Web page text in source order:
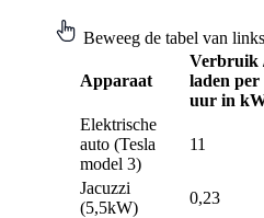
Beweeg de tabel van
Apparaat
Verbruik
laden per
uur in
Elektrische
auto (Tesla
model 3)
11
Jacuzzi
(5,5kW)
0,23